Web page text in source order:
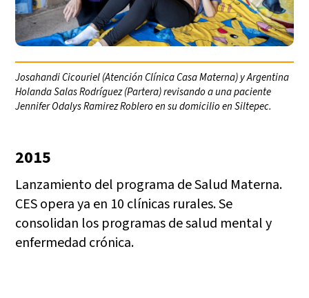
Josahandi Cicouriel (Atención Clínica Casa Materna) y Argentina
Holanda Salas Rodríguez (Partera) revisando a una paciente
Jennifer Odalys Ramirez Roblero en su domicilio en Siltepec.
2015
Lanzamiento del programa de Salud Materna.
CES opera ya en 10 clínicas rurales. Se
consolidan los programas de salud mental y
enfermedad crónica.